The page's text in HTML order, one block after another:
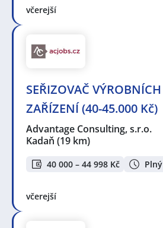
včerejší
SEŘIZOVAČ VÝROBNÍCH
ZAŘÍZENÍ (40-45.000 Kč)
Advantage Consulting, s.r.o.
Kadaň (19 km)
40 000 – 44 998 Kč
včerejší